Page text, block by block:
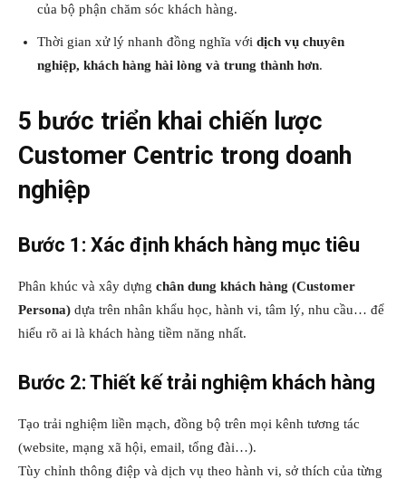
của bộ phận chăm sóc khách hàng.
Thời gian xử lý nhanh đồng nghĩa với dịch vụ chuyên
nghiệp, khách hàng hài lòng và trung thành hơn.
5 bước triển khai chiến lược
Customer Centric trong doanh
nghiệp
Bước 1: Xác định khách hàng mục tiêu
Phân khúc và xây dựng chân dung khách hàng (Customer
Persona) dựa trên nhân khẩu học, hành vi, tâm lý, nhu cầu… để
hiểu rõ ai là khách hàng tiềm năng nhất.
Bước 2: Thiết kế trải nghiệm khách hàng
Tạo trải nghiệm liền mạch, đồng bộ trên mọi kênh tương tác
(website, mạng xã hội, email, tổng đài…).
Tùy chỉnh thông điệp và dịch vụ theo hành vi, sở thích của từng